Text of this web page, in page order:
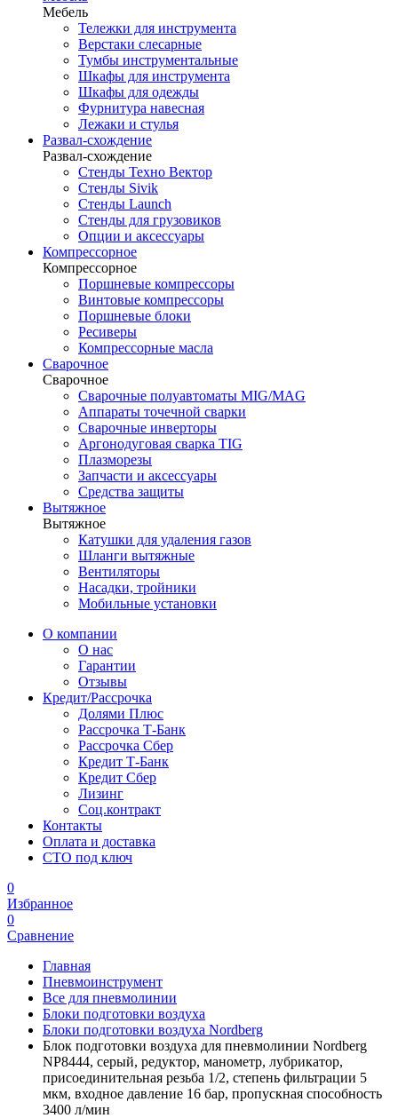
Мебель
Тележки для инструмента
Верстаки слесарные
Тумбы инструментальные
Шкафы для инструмента
Шкафы для одежды
Фурнитура навесная
Лежаки и стулья
Развал-схождение
Развал-схождение
Стенды Техно Вектор
Стенды Sivik
Стенды Launch
Стенды для грузовиков
Опции и аксессуары
Компрессорное
Компрессорное
Поршневые компрессоры
Винтовые компрессоры
Поршневые блоки
Ресиверы
Компрессорные масла
Сварочное
Сварочное
Сварочные полуавтоматы MIG/MAG
Аппараты точечной сварки
Сварочные инверторы
Аргонодуговая сварка TIG
Плазморезы
Запчасти и аксессуары
Средства защиты
Вытяжное
Вытяжное
Катушки для удаления газов
Шланги вытяжные
Вентиляторы
Насадки, тройники
Мобильные установки
О компании
О нас
Гарантии
Отзывы
Кредит/Рассрочка
Долями Плюс
Рассрочка Т-Банк
Рассрочка Сбер
Кредит Т-Банк
Кредит Сбер
Лизинг
Соц.контракт
Контакты
Оплата и доставка
СТО под ключ
0
Избранное
0
Сравнение
Главная
Пневмоинструмент
Все для пневмолинии
Блоки подготовки воздуха
Блоки подготовки воздуха Nordberg
Блок подготовки воздуха для пневмолинии Nordberg
NP8444, серый, редуктор, манометр, лубрикатор,
присоединительная резьба 1/2, степень фильтрации 5
мкм, входное давление 16 бар, пропускная способность
3400 л/мин